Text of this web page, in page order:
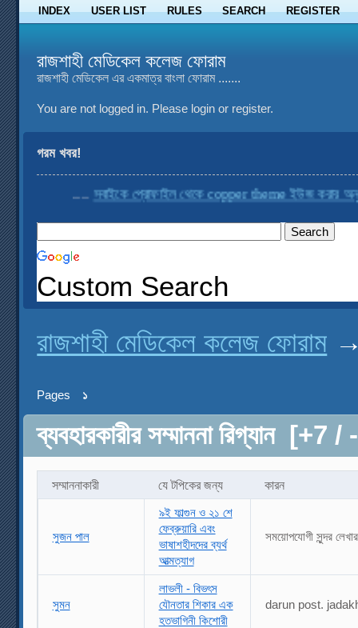
INDEX USER LIST RULES SEARCH REGISTER
রাজশাহী মেডিকেল কলেজ ফোরাম
রাজশাহী মেডিকেল এর একমাত্র বাংলা ফোরাম .......
You are not logged in. Please login or register.
গরম খবর!
....সবাইকে প্রোফাইল থেকে copper theme ইউজ করার
Custom Search
রাজশাহী মেডিকেল কলেজ ফোরাম
Pages ১
ব্যবহারকারীর সম্মাননা রিগ্যান [+7
সম্মাননাকারী যে টপিকের জন্য কারন
সুজন পাল
৯ই ফাল্গুন ও ২১ শে
ফেব্রুয়ারি এবং
ভাষাশহীদদের ব্যর্থ
আত্মত্যাগ
সময়োপযোগী সুন্দর
সুমন
লাভলী - বিভৎস
যৌনতার শিকার এক
হতভাগিনী কিশোরী
darun post.